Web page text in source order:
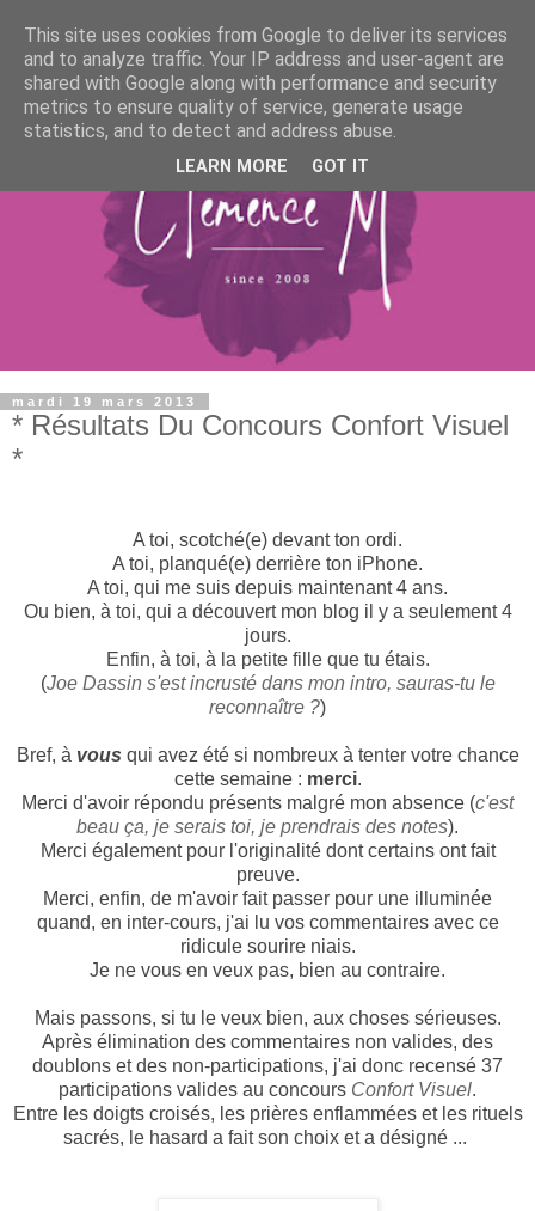
mardi 19 mars 2013
* Résultats Du Concours Confort Visuel
*
A toi, scotché(e) devant ton ordi.
A toi, planqué(e) derrière ton iPhone.
A toi, qui me suis depuis maintenant 4 ans.
Ou bien, à toi, qui a découvert mon blog il y a seulement 4
jours.
Enfin, à toi, à la petite fille que tu étais.
(Joe Dassin s'est incrusté dans mon intro, sauras-tu le
reconnaître ?)
Bref, à vous qui avez été si nombreux à tenter votre chance
cette semaine : merci.
Merci d'avoir répondu présents malgré mon absence (c'est
beau ça, je serais toi, je prendrais des notes).
Merci également pour l'originalité dont certains ont fait
preuve.
Merci, enfin, de m'avoir fait passer pour une illuminée
quand, en inter-cours, j'ai lu vos commentaires avec ce
ridicule sourire niais.
Je ne vous en veux pas, bien au contraire.
Mais passons, si tu le veux bien, aux choses sérieuses.
Après élimination des commentaires non valides, des
doublons et des non-participations, j'ai donc recensé 37
participations valides au concours Confort Visuel.
Entre les doigts croisés, les prières enflammées et les rituels
sacrés, le hasard a fait son choix et a désigné ...
This site uses cookies from Google to deliver its services
and to analyze traffic. Your IP address and user-agent are
shared with Google along with performance and security
metrics to ensure quality of service, generate usage
statistics, and to detect and address abuse.
LEARN MORE GOT IT